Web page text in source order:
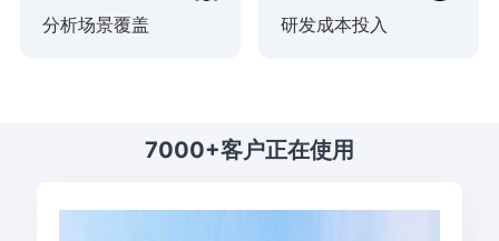
分析场景覆盖 研发成本投入
7000+客户正在使用